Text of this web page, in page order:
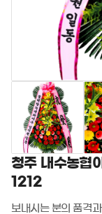
청주 내수농
1212
보내시는 분의 품격